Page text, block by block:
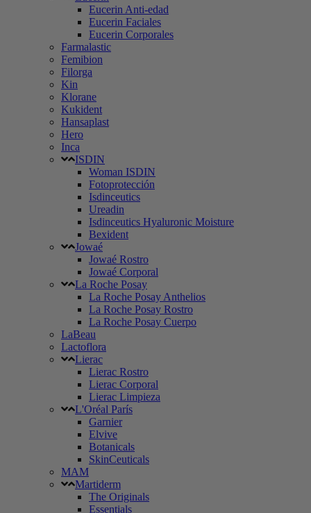
Eucerin Anti-edad
Eucerin Faciales
Eucerin Corporales
Farmalastic
Femibion
Filorga
Kin
Klorane
Kukident
Hansaplast
Hero
Inca
ISDIN
Woman ISDIN
Fotoprotección
Isdinceutics
Ureadin
Isdinceutics Hyaluronic Moisture
Bexident
Jowaé
Jowaé Rostro
Jowaé Corporal
La Roche Posay
La Roche Posay Anthelios
La Roche Posay Rostro
La Roche Posay Cuerpo
LaBeau
Lactoflora
Lierac
Lierac Rostro
Lierac Corporal
Lierac Limpieza
L'Oréal París
Garnier
Elvive
Botanicals
SkinCeuticals
MAM
Martiderm
The Originals
Essentials